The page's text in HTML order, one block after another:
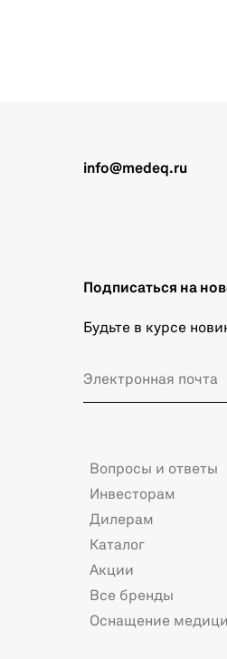
info@medeq.ru
Подписаться на
Будьте в курсе
Вопросы и ответы
Инвесторам
Дилерам
Каталог
Акции
Все бренды
Оснащение